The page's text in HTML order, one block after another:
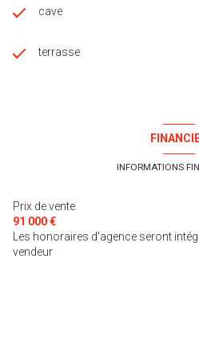
cave
terrasse
INFORMATIONS
Prix de vente
91 000 €
Les honoraires d'agence seront
vendeur